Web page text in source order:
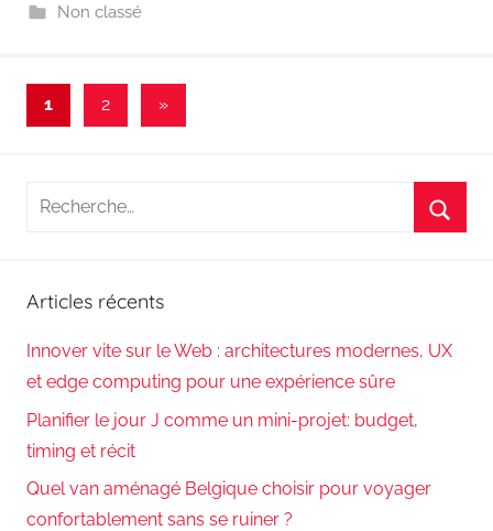
Non classé
Pagination
1 2
Articles
»
Recherche
Articles récents
Innover vite sur le Web : architectures modernes, UX
et edge computing pour une expérience sûre
Planifier le jour J comme un mini-projet: budget,
timing et récit
Quel van aménagé Belgique choisir pour voyager
confortablement sans se ruiner ?